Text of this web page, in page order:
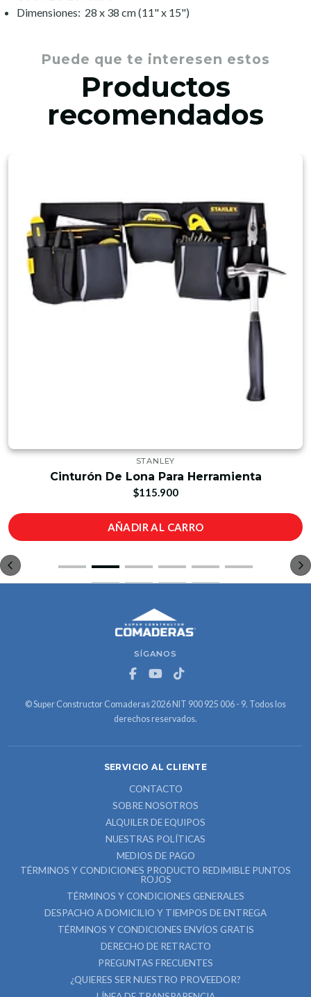
Dimensiones: 28 x 38 cm (11" x 15")
Puede que te interesen estos
Productos
recomendados
STANLEY
Cinturón De Lona Para Herramienta
$115.900
AÑADIR AL CARRO
SÍGANOS
© Super Constructor Comaderas 2026 NIT 900 925 006 - 9. Todos los
derechos reservados.
SERVICIO AL CLIENTE
CONTACTO
SOBRE NOSOTROS
ALQUILER DE EQUIPOS
NUESTRAS POLÍTICAS
MEDIOS DE PAGO
TÉRMINOS Y CONDICIONES PRODUCTO REDIMIBLE PUNTOS
ROJOS
TÉRMINOS Y CONDICIONES GENERALES
DESPACHO A DOMICILIO Y TIEMPOS DE ENTREGA
TÉRMINOS Y CONDICIONES ENVÍOS GRATIS
DERECHO DE RETRACTO
PREGUNTAS FRECUENTES
¿QUIERES SER NUESTRO PROVEEDOR?